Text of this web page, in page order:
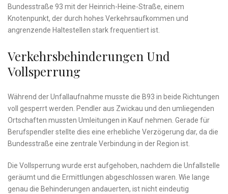
Bundesstraße 93 mit der Heinrich-Heine-Straße, einem
Knotenpunkt, der durch hohes Verkehrsaufkommen und
angrenzende Haltestellen stark frequentiert ist.
Verkehrsbehinderungen Und
Vollsperrung
Während der Unfallaufnahme musste die B93 in beide Richtungen
voll gesperrt werden. Pendler aus Zwickau und den umliegenden
Ortschaften mussten Umleitungen in Kauf nehmen. Gerade für
Berufspendler stellte dies eine erhebliche Verzögerung dar, da die
Bundesstraße eine zentrale Verbindung in der Region ist.
Die Vollsperrung wurde erst aufgehoben, nachdem die Unfallstelle
geräumt und die Ermittlungen abgeschlossen waren. Wie lange
genau die Behinderungen andauerten, ist nicht eindeutig